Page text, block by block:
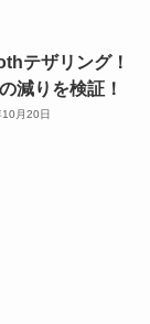
テザリング！
減りを検証！
月20日